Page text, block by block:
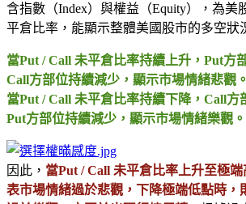
含指數（Index）與權益（Equity），為美
平倉比率，能顯示整體美國股市的多空狀
當Put / Call 未平倉比率持續上升，Put方
Call方部位持續減少，顯示市場情緒悲觀。
當Put / Call 未平倉比率持續下降，Call方
Put方部位持續減少，顯示市場情緒樂觀。
因此， 當Put / Call 未平倉比率上升至極
表市場情緒過於悲觀，下降極端低點時，